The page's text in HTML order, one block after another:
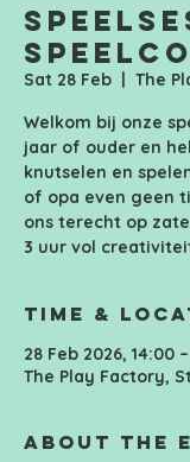
Sat 28 Feb
  |
The
Welkom bij onze
jaar of ouder en
knutselen en
of opa even geen
ons terecht op
3 uur vol
Time &
28 Feb 2026, 14:00
The Play Factory,
About the